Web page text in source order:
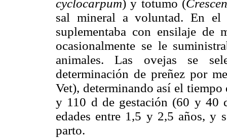
cyclocarpum) y totumo (
sal mineral a voluntad. En el
suplementaba con ensilaje de
ocasionalmente se le
animales. Las ovejas se
determinación de preñez por
Vet), determinando así el tiempo
y 110 d de gestación (60 y 40
edades entre 1,5 y 2,5 años, y
parto.